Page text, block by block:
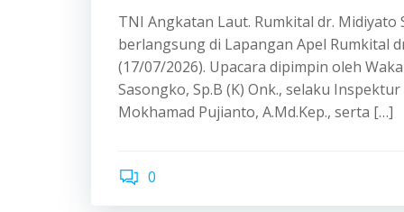
TNI Angkatan Laut. Rumkital dr.
berlangsung di Lapangan Apel Rumkital
(17/07/2026). Upacara dipimpin oleh
Sasongko, Sp.B (K) Onk., selaku
Mokhamad Pujianto, A.Md.Kep., serta […]
0